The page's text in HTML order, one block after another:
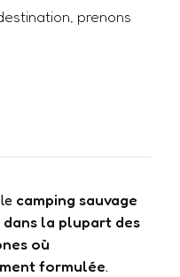
prenons
camping sauvage
dans la plupart des
où
formulée.